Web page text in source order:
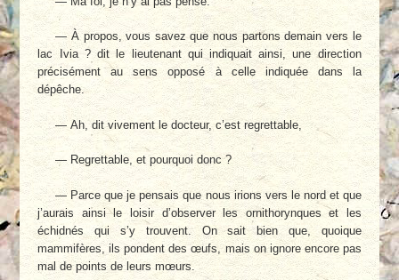
— À propos, vous savez que nous partons demain vers le
lac Ivia ? dit le lieutenant qui indiquait ainsi, une direction
précisément au sens opposé à celle indiquée dans la
dépêche.
— Ah, dit vivement le docteur, c’est regrettable,
— Regrettable, et pourquoi donc ?
— Parce que je pensais que nous irions vers le nord et que
j’aurais ainsi le loisir d’observer les ornithorynques et les
échidnés qui s’y trouvent. On sait bien que, quoique
mammifères, ils pondent des œufs, mais on ignore encore pas
mal de points de leurs mœurs.